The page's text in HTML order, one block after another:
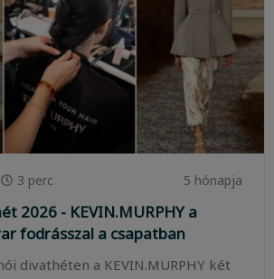
3 perc 5 hónapja
2026 - KEVIN.MURPHY a
fodrásszal a csapatban
divathéten a KEVIN.MURPHY két